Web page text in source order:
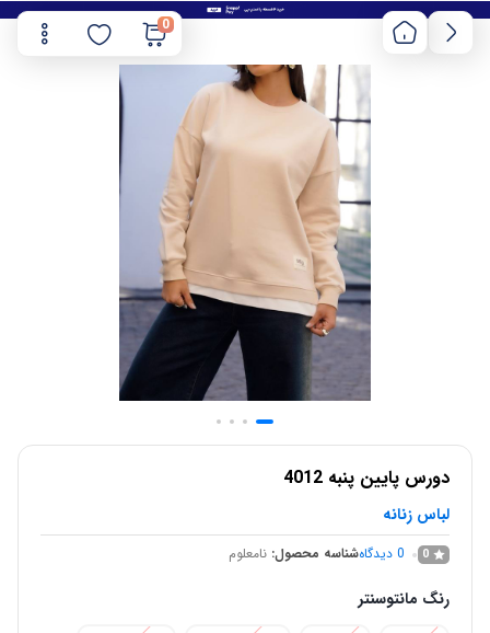
0
دورس پایین پنبه 4012
لباس زنانه
0
0 دیدگاهشناسه محصول: نامعلوم
رنگ مانتوسنتر